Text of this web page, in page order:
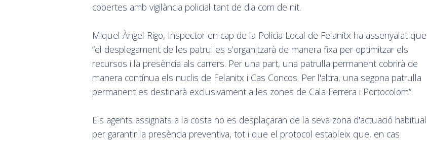
cobertes amb vigilància policial tant de dia com de nit.
Miquel Àngel Rigo, Inspector en cap de la Policia Local de Felanitx ha assenyalat que
“el desplegament de les patrulles s’organitzarà de manera fixa per optimitzar els
recursos i la presència als carrers. Per una part, una patrulla permanent cobrirà de
manera contínua els nuclis de Felanitx i Cas Concos. Per l'altra, una segona patrulla
permanent es destinarà exclusivament a les zones de Cala Ferrera i Portocolom”.
Els agents assignats a la costa no es desplaçaran de la seva zona d'actuació habitual
per garantir la presència preventiva, tot i que el protocol estableix que, en cas